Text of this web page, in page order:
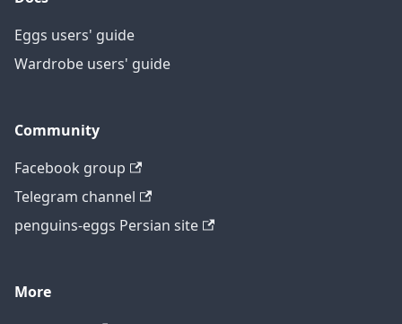
Eggs users' guide
Wardrobe users' guide
Community
Facebook group
Telegram channel
penguins-eggs Persian site
More